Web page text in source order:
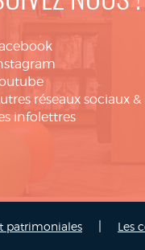
réseaux sociaux
infolettres
patrimoniales Les